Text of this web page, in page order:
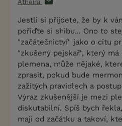
Atheira
Jestli si přijdete, že by k
pořiďte si shibu... Ono to
"začátečnictví" jako o citu
"zkušený pejskař", který má
plemena, může nějaké,
zprasit, pokud bude
zažitých pravidlech a
Výraz zkušenější je mezi
diskutabilní. Spíš bych
mají od začátku a takoví,